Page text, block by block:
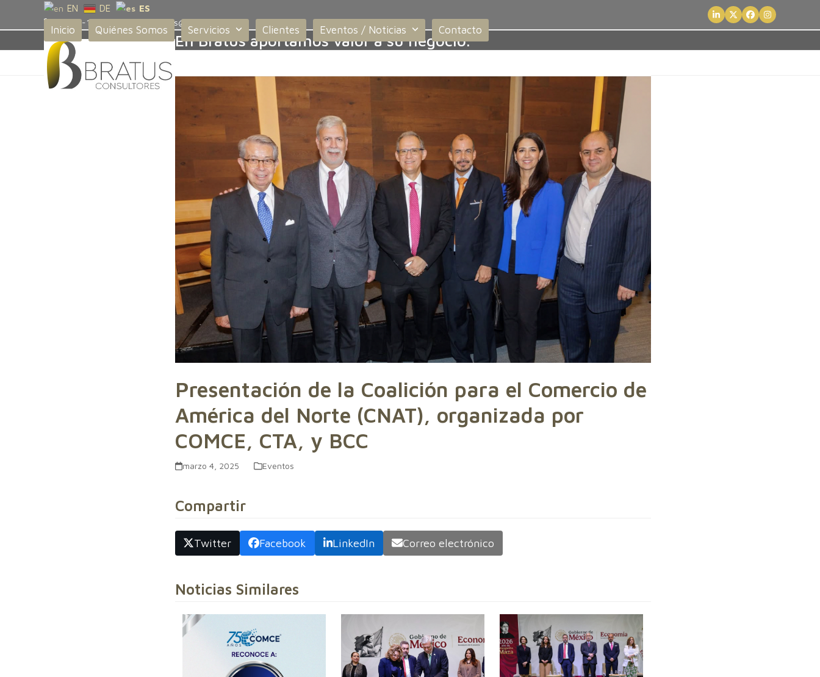
EN DE
ES
+52 55-1715-4341
bratus@bratus.mx LinkedInTwitterFacebookInstagram
Inicio Quiénes Somos Servicios Clientes Eventos / Noticias Contacto
En Bratus aportamos valor a su negocio.
Presentación de la Coalición para el Comercio de
América del Norte (CNAT), organizada por
COMCE, CTA, y BCC
marzo 4, 2025 Eventos
Compartir
Twitter Facebook LinkedIn Correo electrónico
Noticias Similares